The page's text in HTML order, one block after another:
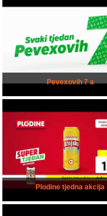
Pevexovih 7 a
Plodine tjedna akcija